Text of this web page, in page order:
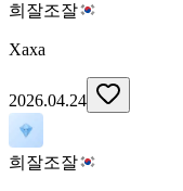
희잘조잘
Хаха
2026.04.24
희잘조잘